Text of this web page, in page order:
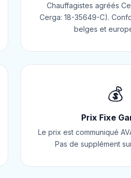
Chauffagistes agréés
Cerga: 18-35649-C).
belges et
💰
Prix Fixe
Le prix est communiqué
Pas de supplément